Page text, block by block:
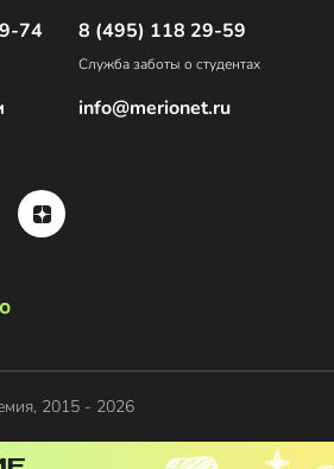
74 8 (495) 118 29-59
Служба заботы о студентах
info@merionet.ru
2015 - 2026